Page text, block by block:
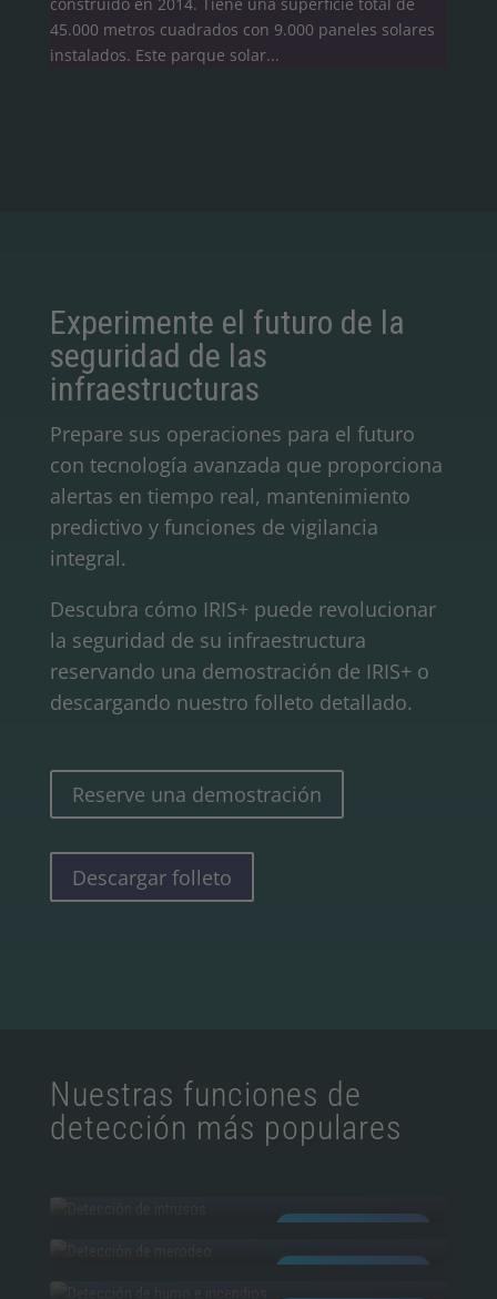
45.000 metros cuadrados con 9.000 paneles solares
instalados. Este parque solar...
Experimente el futuro de la
seguridad de las
infraestructuras
Prepare sus operaciones para el futuro
con tecnología avanzada que proporciona
alertas en tiempo real, mantenimiento
predictivo y funciones de vigilancia
integral.
Descubra cómo IRIS+ puede revolucionar
la seguridad de su infraestructura
reservando una demostración de IRIS+ o
descargando nuestro folleto detallado.
Reserve una demostración
Descargar folleto
Nuestras funciones de
detección más populares